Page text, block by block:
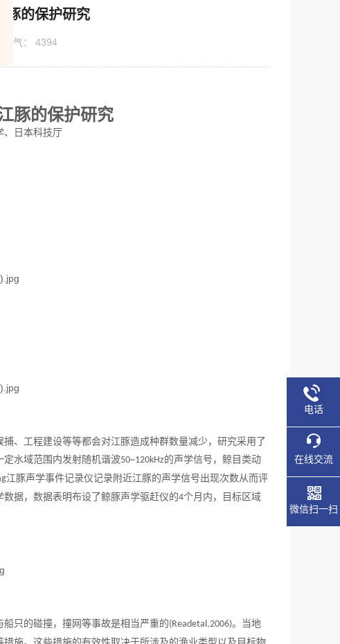
豚的保护研究
人气： 4394
豚的保护研究
本科技厅
、工程建设等等都会对江豚造成种群数量减少，研究采用了
定水域范围内发射随机谐波50~120kHz的声学信号，鲸目类动
江豚声学事件记录仪记录附近江豚的声学信号出现次数从而评
数据，数据表明布设了鲸豚声学驱赶仪的4个月内，目标区域
只的碰撞，撞网等事故是相当严重的(Readetal.2006)。当地
电话
在线交流
微信扫一扫